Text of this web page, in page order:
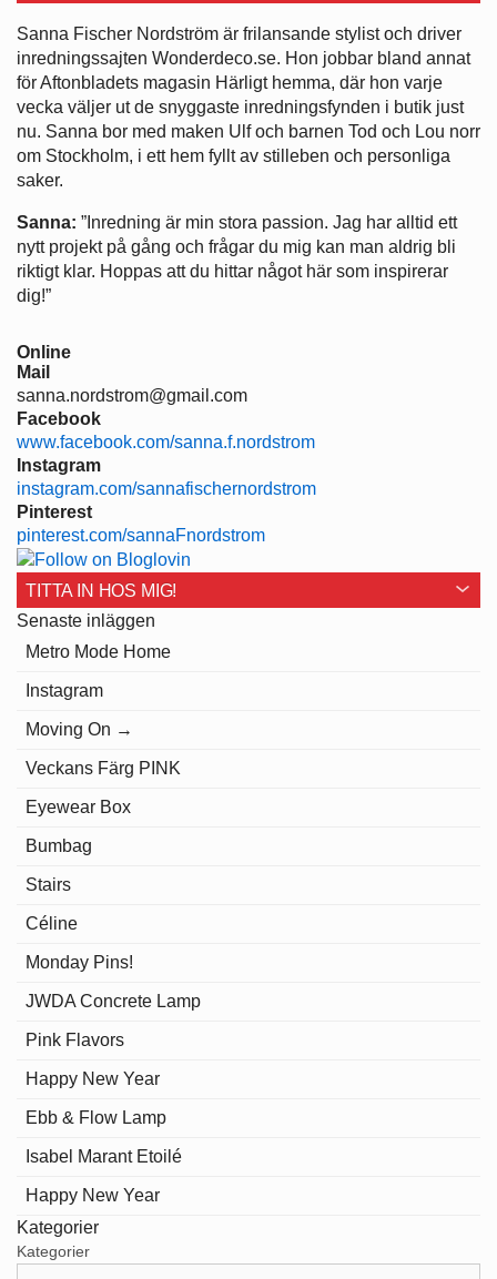
Sanna Fischer Nordström är frilansande stylist och driver
inredningssajten Wonderdeco.se. Hon jobbar bland annat
för Aftonbladets magasin Härligt hemma, där hon varje
vecka väljer ut de snyggaste inredningsfynden i butik just
nu. Sanna bor med maken Ulf och barnen Tod och Lou norr
om Stockholm, i ett hem fyllt av stilleben och personliga
saker.
Sanna: ”Inredning är min stora passion. Jag har alltid ett
nytt projekt på gång och frågar du mig kan man aldrig bli
riktigt klar. Hoppas att du hittar något här som inspirerar
dig!”
Online
Mail
sanna.nordstrom@gmail.com
Facebook
www.facebook.com/sanna.f.nordstrom
Instagram
instagram.com/sannafischernordstrom
Pinterest
pinterest.com/sannaFnordstrom
TITTA IN HOS MIG!
Senaste inläggen
Metro Mode Home
Instagram
Moving On →
Veckans Färg PINK
Eyewear Box
Bumbag
Stairs
Céline
Monday Pins!
JWDA Concrete Lamp
Pink Flavors
Happy New Year
Ebb & Flow Lamp
Isabel Marant Etoilé
Happy New Year
Kategorier
Kategorier